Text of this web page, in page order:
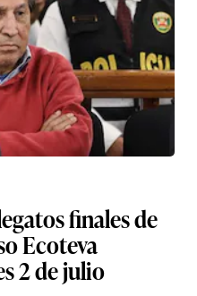
finales de
Ecoteva
2 de julio